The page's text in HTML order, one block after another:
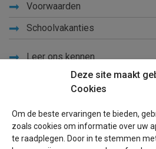
Deze site maakt
Cookies
Om de beste ervaringen te bieden,
zoals cookies om informatie over uw
te raadplegen. Door in te stemmen
Voorwaarden
Schoolvakanties
Leer ons kennen
Sitemap
Blog